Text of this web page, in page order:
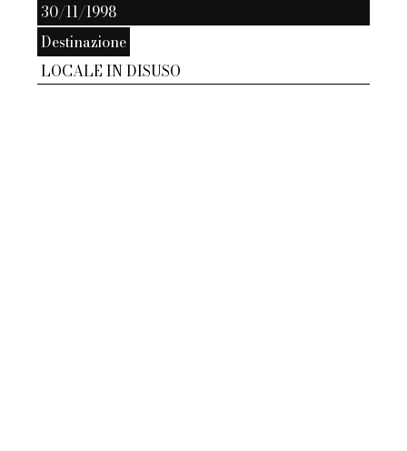
30/11/1998
Destinazione
LOCALE IN DISUSO